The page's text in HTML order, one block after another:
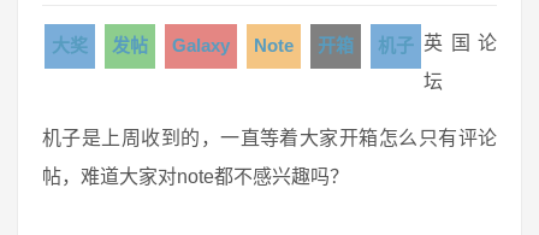
大奖 发帖 Galaxy Note 开箱 机子 英国论
坛
机子是上周收到的，一直等着大家开箱怎么只有评论
帖，难道大家对note都不感兴趣吗？